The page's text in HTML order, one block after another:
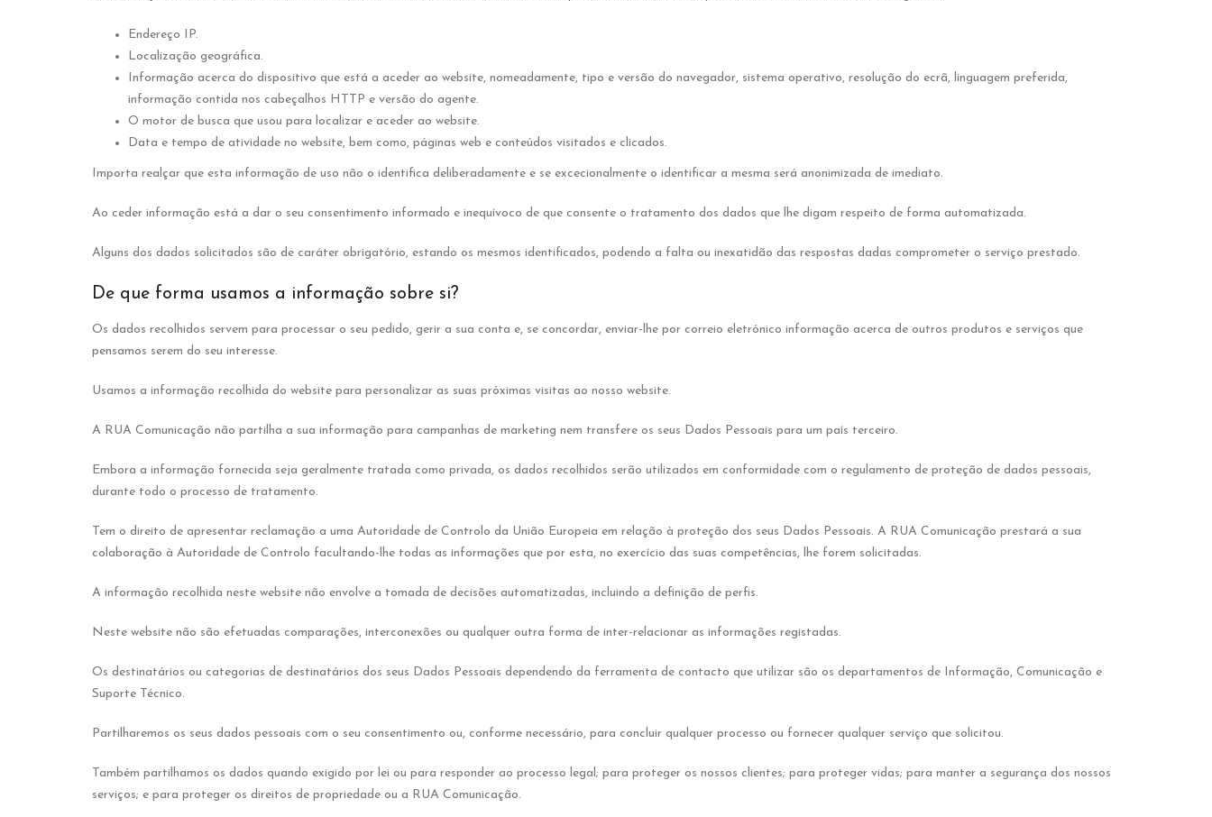
Endereço IP.
Localização geográfica.
Informação acerca do dispositivo que está a aceder ao website, nomeadamente, tipo e versão do navegador, sistema operativo, resolução do ecrã, linguagem preferida,
informação contida nos cabeçalhos HTTP e versão do agente.
O motor de busca que usou para localizar e aceder ao website.
Data e tempo de atividade no website, bem como, páginas web e conteúdos visitados e clicados.
Importa realçar que esta informação de uso não o identifica deliberadamente e se excecionalmente o identificar a mesma será anonimizada de imediato.
Ao ceder informação está a dar o seu consentimento informado e inequívoco de que consente o tratamento dos dados que lhe digam respeito de forma automatizada.
Alguns dos dados solicitados são de caráter obrigatório, estando os mesmos identificados, podendo a falta ou inexatidão das respostas dadas comprometer o serviço prestado.
De que forma usamos a informação sobre si?
Os dados recolhidos servem para processar o seu pedido, gerir a sua conta e, se concordar, enviar-lhe por correio eletrónico informação acerca de outros produtos e serviços que
pensamos serem do seu interesse.
Usamos a informação recolhida do website para personalizar as suas próximas visitas ao nosso website.
A RUA Comunicação não partilha a sua informação para campanhas de marketing nem transfere os seus Dados Pessoais para um país terceiro.
Embora a informação fornecida seja geralmente tratada como privada, os dados recolhidos serão utilizados em conformidade com o regulamento de proteção de dados pessoais,
durante todo o processo de tratamento.
Tem o direito de apresentar reclamação a uma Autoridade de Controlo da União Europeia em relação à proteção dos seus Dados Pessoais. A RUA Comunicação prestará a sua
colaboração à Autoridade de Controlo facultando-lhe todas as informações que por esta, no exercício das suas competências, lhe forem solicitadas.
A informação recolhida neste website não envolve a tomada de decisões automatizadas, incluindo a definição de perfis.
Neste website não são efetuadas comparações, interconexões ou qualquer outra forma de inter-relacionar as informações registadas.
Os destinatários ou categorias de destinatários dos seus Dados Pessoais dependendo da ferramenta de contacto que utilizar são os departamentos de Informação, Comunicação e
Suporte Técnico.
Partilharemos os seus dados pessoais com o seu consentimento ou, conforme necessário, para concluir qualquer processo ou fornecer qualquer serviço que solicitou.
Também partilhamos os dados quando exigido por lei ou para responder ao processo legal; para proteger os nossos clientes; para proteger vidas; para manter a segurança dos nossos
serviços; e para proteger os direitos de propriedade ou a RUA Comunicação.